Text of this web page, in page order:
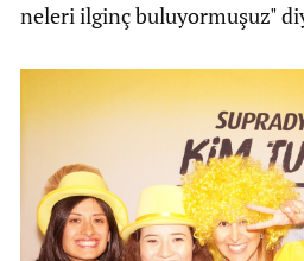
neleri ilginç buluyormuşuz"